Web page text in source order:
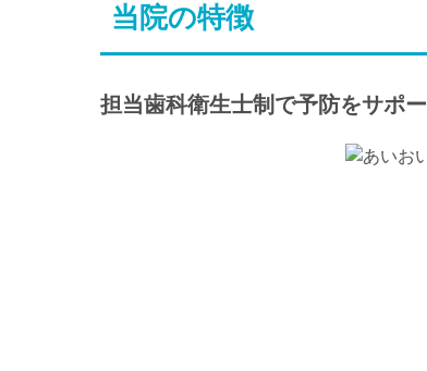
当院の特徴
担当歯科衛生士制で予防をサポ